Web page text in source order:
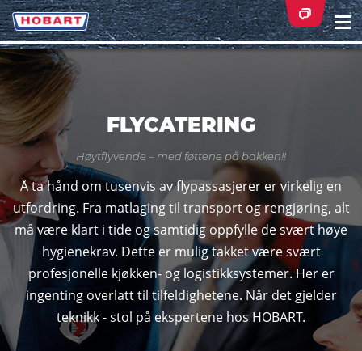
FLYCATERING
Høytflyvende – med føttene på bakken!!
Å ta hånd om tusenvis av flypassasjerer er virkelig en
utfordring. Fra matlaging til transport og rengjøring, alt
må være klart i tide og samtidig oppfylle de svært høye
hygienekrav. Dette er mulig takket være svært
profesjonelle kjøkken- og logistikksystemer. Her er
ingenting overlatt til tilfeldighetene. Når det gjelder
teknikk - stol på ekspertene hos HOBART.